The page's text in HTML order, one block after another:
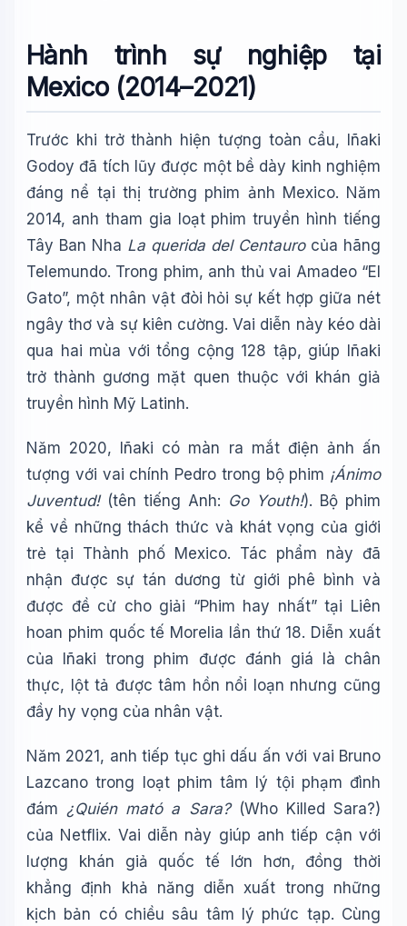
Hành trình sự nghiệp tại
Mexico (2014–2021)
Trước khi trở thành hiện tượng toàn cầu, Iñaki
Godoy đã tích lũy được một bề dày kinh nghiệm
đáng nể tại thị trường phim ảnh Mexico. Năm
2014, anh tham gia loạt phim truyền hình tiếng
Tây Ban Nha La querida del Centaurocủa hãng
Telemundo. Trong phim, anh thủ vai Amadeo “El
Gato”, một nhân vật đòi hỏi sự kết hợp giữa nét
ngây thơ và sự kiên cường. Vai diễn này kéo dài
qua hai mùa với tổng cộng 128 tập, giúp Iñaki
trở thành gương mặt quen thuộc với khán giả
truyền hình Mỹ Latinh.
Năm 2020, Iñaki có màn ra mắt điện ảnh ấn
tượng với vai chính Pedro trong bộ phim ¡Ánimo
Juventud!(tên tiếng Anh: Go Youth!). Bộ phim
kể về những thách thức và khát vọng của giới
trẻ tại Thành phố Mexico. Tác phẩm này đã
nhận được sự tán dương từ giới phê bình và
được đề cử cho giải “Phim hay nhất” tại Liên
hoan phim quốc tế Morelia lần thứ 18. Diễn xuất
của Iñaki trong phim được đánh giá là chân
thực, lột tả được tâm hồn nổi loạn nhưng cũng
đầy hy vọng của nhân vật.
Năm 2021, anh tiếp tục ghi dấu ấn với vai Bruno
Lazcano trong loạt phim tâm lý tội phạm đình
đám ¿Quién mató a Sara?(Who Killed Sara?)
của Netflix. Vai diễn này giúp anh tiếp cận với
lượng khán giả quốc tế lớn hơn, đồng thời
khẳng định khả năng diễn xuất trong những
kịch bản có chiều sâu tâm lý phức tạp. Cùng